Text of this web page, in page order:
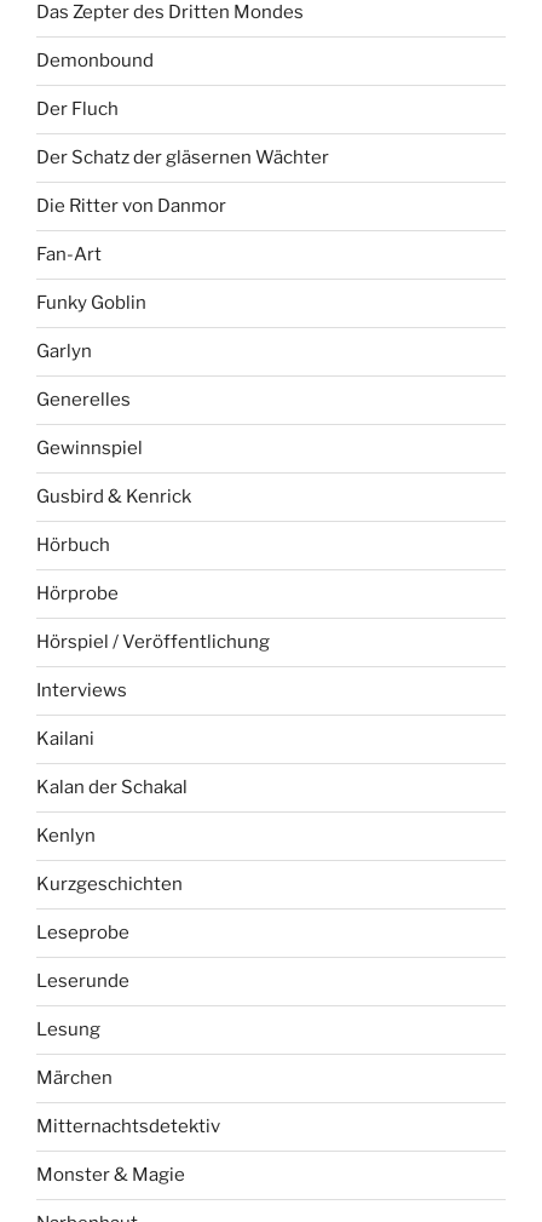
Das Zepter des Dritten Mondes
Demonbound
Der Fluch
Der Schatz der gläsernen Wächter
Die Ritter von Danmor
Fan-Art
Funky Goblin
Garlyn
Generelles
Gewinnspiel
Gusbird & Kenrick
Hörbuch
Hörprobe
Hörspiel / Veröffentlichung
Interviews
Kailani
Kalan der Schakal
Kenlyn
Kurzgeschichten
Leseprobe
Leserunde
Lesung
Märchen
Mitternachtsdetektiv
Monster & Magie